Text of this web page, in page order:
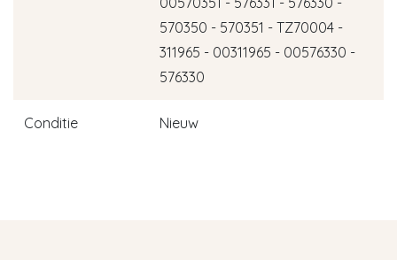
570350 - 570351 - TZ70004 -
311965 - 00311965 - 00576330 -
576330
Conditie Nieuw